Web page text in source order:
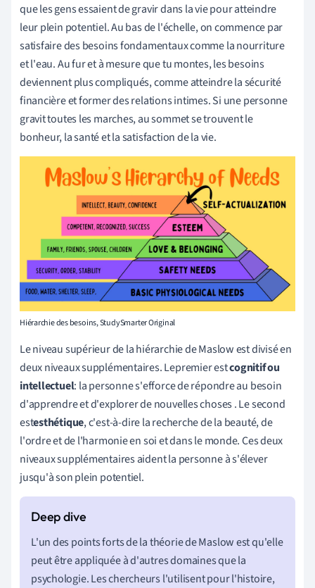
que les gens essaient de gravir dans la vie pour atteindre
leur plein potentiel. Au bas de l'échelle, on commence par
satisfaire des besoins fondamentaux comme la nourriture
et l'eau. Au fur et à mesure que tu montes, les besoins
deviennent plus compliqués, comme atteindre la sécurité
financière et former des relations intimes. Si une personne
gravit toutes les marches, au sommet se trouvent le
bonheur, la santé et la satisfaction de la vie.
Hiérarchie des besoins, StudySmarter Original
Le niveau supérieur de la hiérarchie de Maslow est divisé en
deux niveaux supplémentaires.Lepremier estcognitif ou
intellectuel: la personne s'efforce de répondre au besoin
d'apprendre et d'explorer de nouvelles choses. Lesecond
estesthétique, c'est-à-dire larecherche de la beauté, de
l'ordre et de l'harmonie en soi et dans le monde. Ces deux
niveaux supplémentaires aident la personne à s'élever
jusqu'à son plein potentiel.
L'un des points forts de la théorie de Maslow est qu'elle
peut être appliquée à d'autres domaines que la
psychologie. Les chercheurs l'utilisent pour l'histoire,